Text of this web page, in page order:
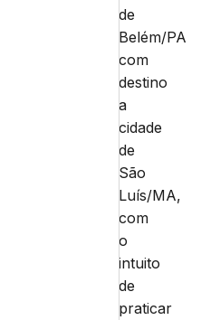
de
Belém/PA
com
destino
a
cidade
de
São
Luís/MA,
com
o
intuito
de
praticar